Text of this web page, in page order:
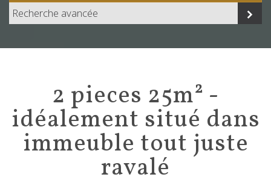
Recherche avancée
2 pieces 25m² -
idéalement situé dans
immeuble tout juste
ravalé